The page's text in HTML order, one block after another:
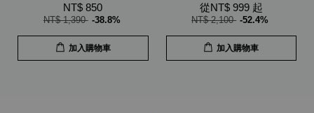
NT$ 850
NT$ 1,390 -38.8%
加入購物車
從NT$ 999 起
NT$ 2,100 -52.4%
加入購物車